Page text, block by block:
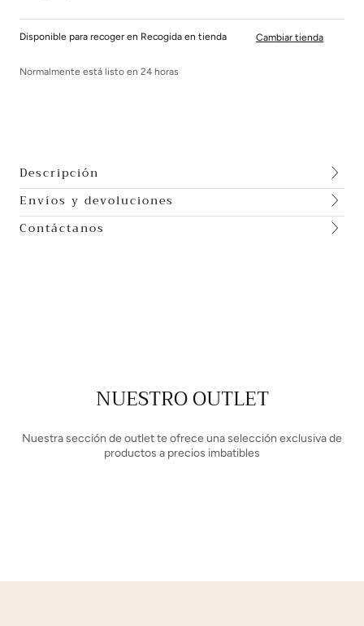
Disponible para recoger en Recogida en tienda
Normalmente está listo en 24 horas
Cambiar tienda
Descripción
Envíos y devoluciones
Contáctanos
NUESTRO OUTLET
Nuestra sección de outlet te ofrece una selección exclusiva de
productos a precios imbatibles